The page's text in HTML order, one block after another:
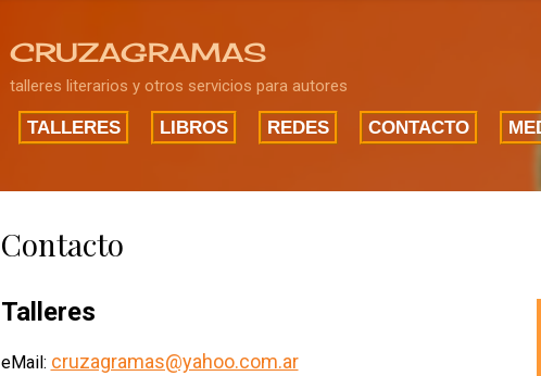
CRUZAGRAMAS
talleres literarios y otros servicios para autores
TALLERES LIBROS REDES CONTACTO
Contacto
Talleres
eMail: cruzagramas@yahoo.com.ar